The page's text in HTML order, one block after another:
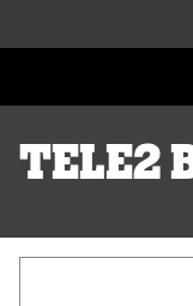
Tele2